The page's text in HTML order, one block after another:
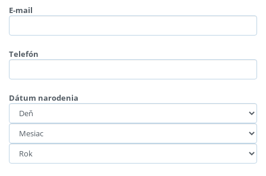
E-mail
Telefón
Dátum narodenia